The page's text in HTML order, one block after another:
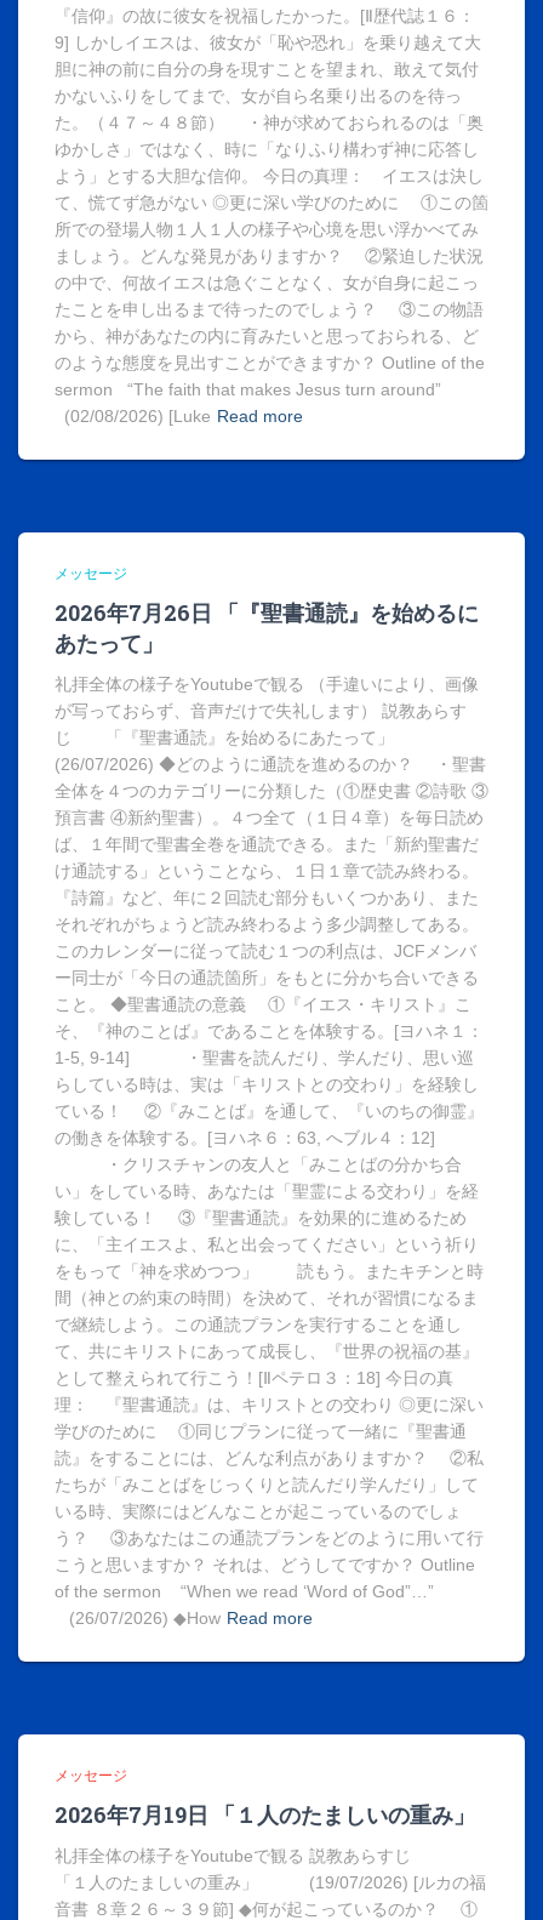
『信仰』の故に彼女を祝福したかった。[Ⅱ歴代誌１６：
9] しかしイエスは、彼女が「恥や恐れ」を乗り越えて大
胆に神の前に自分の身を現すことを望まれ、敢えて気付
かないふりをしてまで、女が自ら名乗り出るのを待っ
た。（４７～４８節） ・神が求めておられるのは「奥
ゆかしさ」ではなく、時に「なりふり構わず神に応答し
よう」とする大胆な信仰。 今日の真理： イエスは決し
て、慌てず急がない ◎更に深い学びのために ①この箇
所での登場人物１人１人の様子や心境を思い浮かべてみ
ましょう。どんな発見がありますか？ ②緊迫した状況
の中で、何故イエスは急ぐことなく、女が自身に起こっ
たことを申し出るまで待ったのでしょう？ ③この物語
から、神があなたの内に育みたいと思っておられる、ど
のような態度を見出すことができますか？ Outline of the
sermon “The faith that makes Jesus turn around”
(02/08/2026) [Luke Read more
メッセージ
2026年7月26日 「『聖書通読』を始めるに
あたって」
礼拝全体の様子をYoutubeで観る （手違いにより、画像
が写っておらず、音声だけで失礼します） 説教あらす
じ 「『聖書通読』を始めるにあたって」
(26/07/2026) ◆どのように通読を進めるのか？ ・聖書
全体を４つのカテゴリーに分類した（①歴史書 ②詩歌 ③
預言書 ④新約聖書）。４つ全て（１日４章）を毎日読め
ば、１年間で聖書全巻を通読できる。また「新約聖書だ
け通読する」ということなら、１日１章で読み終わる。
『詩篇』など、年に２回読む部分もいくつかあり、また
それぞれがちょうど読み終わるよう多少調整してある。
このカレンダーに従って読む１つの利点は、JCFメンバ
ー同士が「今日の通読箇所」をもとに分かち合いできる
こと。 ◆聖書通読の意義 ①『イエス・キリスト』こ
そ、『神のことば』であることを体験する。[ヨハネ１：
1-5, 9-14] ・聖書を読んだり、学んだり、思い巡
らしている時は、実は「キリストとの交わり」を経験し
ている！ ②『みことば』を通して、『いのちの御霊』
の働きを体験する。[ヨハネ６：63, へブル４：12]
・クリスチャンの友人と「みことばの分かち合
い」をしている時、あなたは「聖霊による交わり」を経
験している！ ③『聖書通読』を効果的に進めるため
に、「主イエスよ、私と出会ってください」という祈り
をもって「神を求めつつ」 読もう。またキチンと時
間（神との約束の時間）を決めて、それが習慣になるま
で継続しよう。この通読プランを実行することを通し
て、共にキリストにあって成長し、『世界の祝福の基』
として整えられて行こう！[Ⅱペテロ３：18] 今日の真
理： 『聖書通読』は、キリストとの交わり ◎更に深い
学びのために ①同じプランに従って一緒に『聖書通
読』をすることには、どんな利点がありますか？ ②私
たちが「みことばをじっくりと読んだり学んだり」して
いる時、実際にはどんなことが起こっているのでしょ
う？ ③あなたはこの通読プランをどのように用いて行
こうと思いますか？ それは、どうしてですか？ Outline
of the sermon “When we read ‘Word of God”…”
(26/07/2026) ◆How Read more
メッセージ
2026年7月19日 「１人のたましいの重み」
礼拝全体の様子をYoutubeで観る 説教あらすじ
「１人のたましいの重み」 (19/07/2026) [ルカの福
音書 ８章２６～３９節] ◆何が起こっているのか？ ①